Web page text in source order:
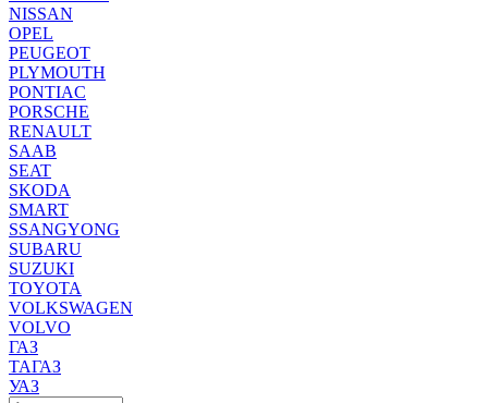
NISSAN
OPEL
PEUGEOT
PLYMOUTH
PONTIAC
PORSCHE
RENAULT
SAAB
SEAT
SKODA
SMART
SSANGYONG
SUBARU
SUZUKI
TOYOTA
VOLKSWAGEN
VOLVO
ГАЗ
ТАГАЗ
УАЗ